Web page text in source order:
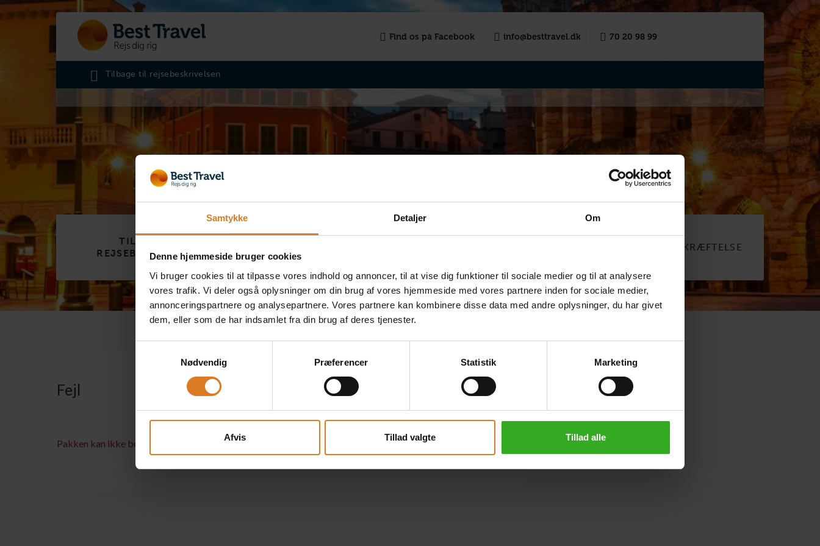
Samtykke Detaljer Om
Denne hjemmeside bruger cookies
Vi bruger cookies til at tilpasse vores indhold og annoncer, til at vise dig funktioner til sociale medier og til at analysere
vores trafik. Vi deler også oplysninger om din brug af vores hjemmeside med vores partnere inden for sociale medier,
annonceringspartnere og analysepartnere. Vores partnere kan kombinere disse data med andre oplysninger, du har givet
dem, eller som de har indsamlet fra din brug af deres tjenester.
Nødvendig
Præferencer Statistik Marketing
Afvis Tillad valgte Tillad alle
Find os på Facebook info@besttravel.dk 70 20 98 99
Tilbage til rejsebeskrivelsen
TILBAGE TIL
REJSEBESKRIVELSEN
BOOKINGBEKRÆFTELSE
Fejl
Pakken kan ikke bookes